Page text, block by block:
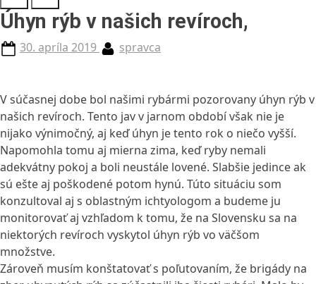
Úhyn rýb v našich revíroch,
Posted
30. apríla 2019 By
spravca
V súčasnej dobe bol našimi rybármi pozorovany úhyn rýb v
našich revíroch. Tento jav v jarnom období však nie je
nijako výnimočný, aj keď úhyn je tento rok o niečo vyšší.
Napomohla tomu aj mierna zima, keď ryby nemali
adekvátny pokoj a boli neustále lovené. Slabšie jedince ak
sú ešte aj poškodené potom hynú. Túto situáciu som
konzultoval aj s oblastným ichtyologom a budeme ju
monitorovať aj vzhľadom k tomu, že na Slovensku sa na
niektorých revíroch vyskytol úhyn rýb vo väčšom
množstve.
Zároveň musím konštatovať s poľutovaním, že brigády na